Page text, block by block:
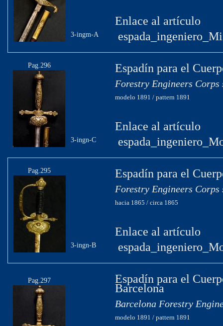
3-ingm-A
Enlace al artículo
Pag.296
3-ingn-C
Espadín para el
Forestry Engineers Corps
modelo 1891 / pattern 1891
Enlace al artículo
Pag.295
3-ingn-B
Espadín para el
Forestry Engineers Corps
hacia 1865 / circa 1865
Enlace al artículo
Pag.297 Espadín para el
Barcelona
Barcelona Forestry
modelo 1891 / pattern 1891